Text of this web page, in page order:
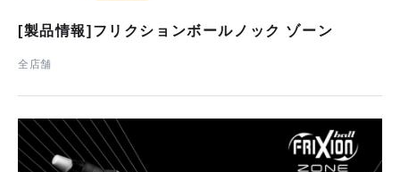
[製品情報]フリクションボールノック ゾーン
全店舗